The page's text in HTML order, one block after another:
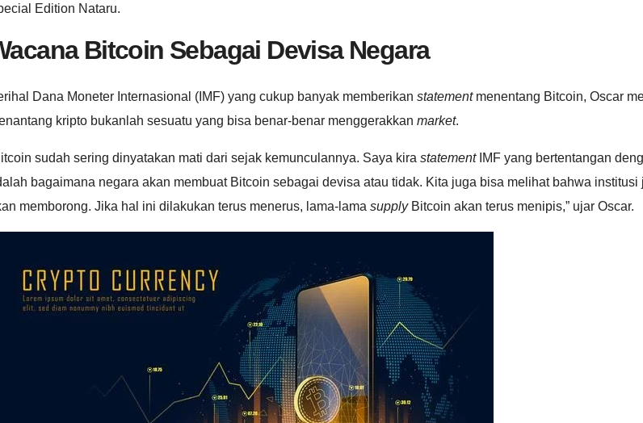
Edition Nataru.
Bitcoin Sebagai Devisa Negara
Dana Moneter Internasional (IMF) yang cukup banyak memberikan statementmenentang Bitcoin, Oscar
kripto bukanlah sesuatu yang bisa benar-benar menggerakkan market.
sudah sering dinyatakan mati dari sejak kemunculannya. Saya kira statementIMF yang bertentangan
bagaimana negara akan membuat Bitcoin sebagai devisa atau tidak. Kita juga bisa melihat bahwa
memborong. Jika hal ini dilakukan terus menerus, lama-lama supplyBitcoin akan terus menipis,” ujar Oscar.